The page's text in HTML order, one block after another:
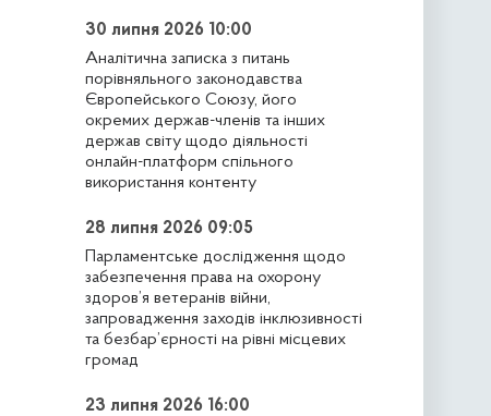
30 липня 2026 10:00
Аналітична записка з питань
порівняльного законодавства
Європейського Союзу, його
окремих держав-членів та інших
держав світу щодо діяльності
онлайн-платформ спільного
використання контенту
28 липня 2026 09:05
Парламентське дослідження щодо
забезпечення права на охорону
здоров’я ветеранів війни,
запровадження заходів інклюзивності
та безбар’єрності на рівні місцевих
громад
23 липня 2026 16:00